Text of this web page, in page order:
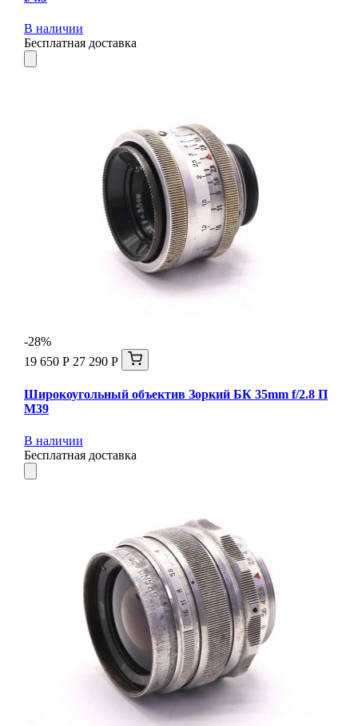
В наличии
Бесплатная доставка
-28%
19 650 Р 27 290 Р
Широкоугольный объектив Зоркий БК 35mm f/2.8 П
М39
В наличии
Бесплатная доставка